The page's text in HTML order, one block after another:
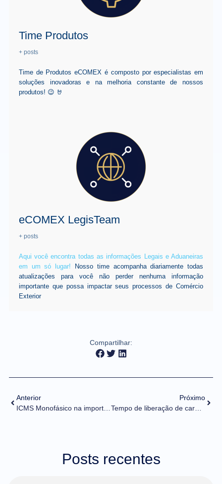
Time Produtos
+ posts
Time de Produtos eCOMEX é composto por especialistas em
soluções inovadoras e na melhoria constante de nossos
produtos! 😉 🤘
eCOMEX LegisTeam
+ posts
Aqui você encontra todas as informações Legais e Aduaneiras
em um só lugar! Nosso time acompanha diariamente todas
atualizações para você não perder nenhuma informação
importante que possa impactar seus processos de Comércio
Exterior
Compartilhar:
Anterior
ICMS Monofásico na importação
Próximo
Tempo de liberação de cargas aéreas internacionais cairá 80%
Posts recentes